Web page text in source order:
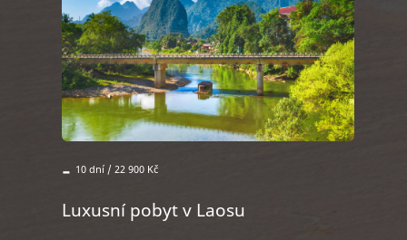
- 10 dní / 22 900 Kč
Luxusní pobyt v Laosu